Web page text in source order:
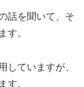
話を聞いて、そ
す。
していますが、
す。